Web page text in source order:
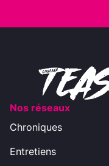
Nos réseaux
Chroniques
Entretiens